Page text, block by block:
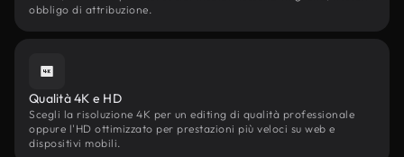
obbligo di attribuzione.
Qualità 4K e HD
Scegli la risoluzione 4K per un editing di qualità professionale
oppure l'HD ottimizzato per prestazioni più veloci su web e
dispositivi mobili.